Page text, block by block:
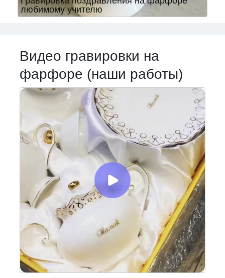
любимому учителю
Видео гравировки на
фарфоре (наши работы)